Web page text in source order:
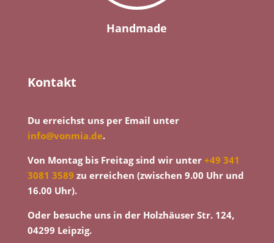
Handmade
Kontakt
Du erreichst uns per Email unter
info@vonmia.de.
Von Montag bis Freitag sind wir unter +49 341
3081 3589 zu erreichen (zwischen 9.00 Uhr und
16.00 Uhr).
Oder besuche uns in der Holzhäuser Str. 124,
04299 Leipzig.